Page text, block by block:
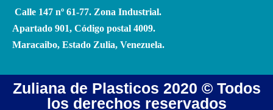
Calle 147 nº 61-77. Zona Industrial.
Apartado 901, Código postal 4009.
Maracaibo, Estado Zulia, Venezuela.
Zuliana de Plasticos 2020 © Todos
los derechos reservados